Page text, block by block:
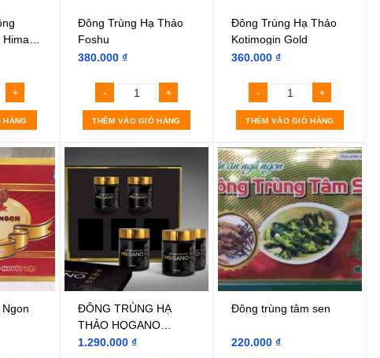
Hima
HÀNG
Đông Trùng Hạ Thảo
Foshu
380.000₫
THÊM VÀO GIỎ HÀNG
Đông Trùng Hạ Thảo
Kotimogin Gold
360.000₫
THÊM VÀO GIỎ HÀNG
ĐÔNG TRÙNG HẠ
THẢO HQGANO
PREMIUM
1.290.000₫
Đông trùng tâm sen
220.000₫